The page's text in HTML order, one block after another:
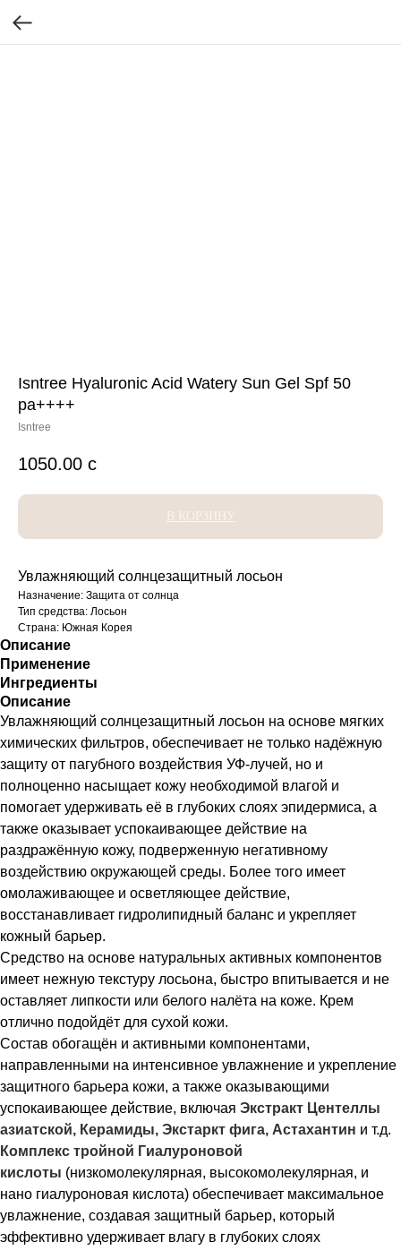
Isntree Hyaluronic Acid Watery Sun Gel Spf 50
pa++++
Isntree
1050.00 с
В КОРЗИНУ
Увлажняющий солнцезащитный лосьон
Назначение: Защита от солнца
Тип средства: Лосьон
Страна: Южная Корея
Описание
Применение
Ингредиенты
Описание
Увлажняющий солнцезащитный лосьон на основе мягких
химических фильтров, обеспечивает не только надёжную
защиту от пагубного воздействия УФ-лучей, но и
полноценно насыщает кожу необходимой влагой и
помогает удерживать её в глубоких слоях эпидермиса, а
также оказывает успокаивающее действие на
раздражённую кожу, подверженную негативному
воздействию окружающей среды. Более того имеет
омолаживающее и осветляющее действие,
восстанавливает гидролипидный баланс и укрепляет
кожный барьер.
Средство на основе натуральных активных компонентов
имеет нежную текстуру лосьона, быстро впитывается и не
оставляет липкости или белого налёта на коже. Крем
отлично подойдёт для сухой кожи.
Состав обогащён и активными компонентами,
направленными на интенсивное увлажнение и укрепление
защитного барьера кожи, а также оказывающими
успокаивающее действие, включая Экстракт Центеллы
азиатской, Керамиды, Экстаркт фига, Астахантин и т.д.
Комплекс тройной Гиалуроновой
кислоты (низкомолекулярная, высокомолекулярная, и
нано гиалуроновая кислота) обеспечивает максимальное
увлажнение, создавая защитный барьер, который
эффективно удерживает влагу в глубоких слоях